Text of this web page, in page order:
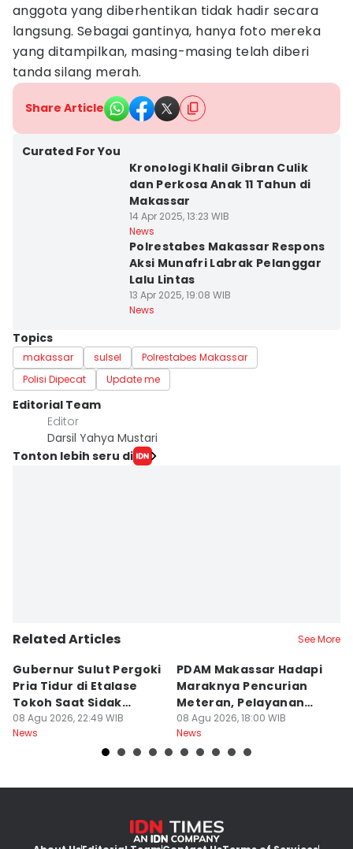
anggota yang diberhentikan tidak hadir secara
langsung. Sebagai gantinya, hanya foto mereka
yang ditampilkan, masing-masing telah diberi
tanda silang merah.
Share Article
Curated For You
Kronologi Khalil Gibran Culik
dan Perkosa Anak 11 Tahun di
Makassar
14 Apr 2025, 13:23 WIB
News
Polrestabes Makassar Respons
Aksi Munafri Labrak Pelanggar
Lalu Lintas
13 Apr 2025, 19:08 WIB
News
Topics
makassar sulsel
Polrestabes Makassar
Polisi Dipecat
Update me
Editorial Team
Editor
Darsil Yahya Mustari
Tonton lebih seru di
Related Articles See More
Gubernur Sulut Pergoki
Pria Tidur di Etalase
Tokoh Saat Sidak
Gedung
08 Agu 2026, 22:49 WIB
News
PDAM Makassar Hadapi
Maraknya Pencurian
Meteran, Pelayanan
Ikut Terdampak
08 Agu 2026, 18:00 WIB
News